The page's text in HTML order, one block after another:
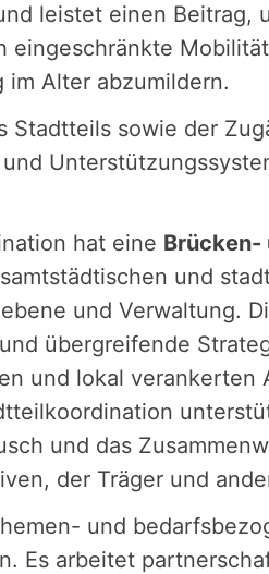
leistet einen Beitrag,
eingeschränkte
im Alter abzumildern.
Stadtteils sowie der
hat eine Brücken-
und
und Verwaltung.
übergreifende
und lokal verankerten
und das
der Träger und
und
Es arbeitet